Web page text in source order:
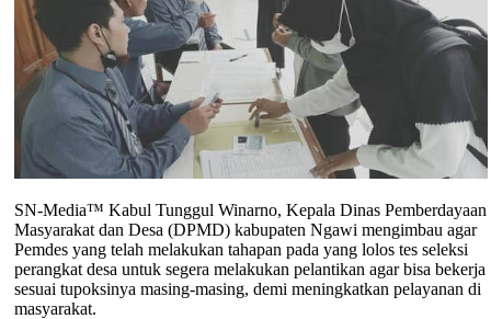
SN-Media™ Kabul Tunggul Winarno, Kepala Dinas Pemberdayaan
Masyarakat dan Desa (DPMD) kabupaten Ngawi mengimbau agar
Pemdes yang telah melakukan tahapan pada yang lolos tes seleksi
perangkat desa untuk segera melakukan pelantikan agar bisa bekerja
sesuai tupoksinya masing-masing, demi meningkatkan pelayanan di
masyarakat.